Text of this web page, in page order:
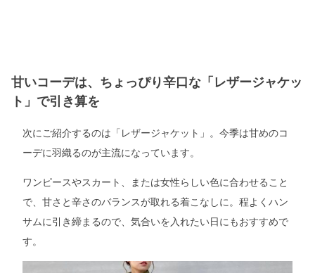
甘いコーデは、ちょっぴり辛口な「レザージャケッ
ト」で引き算を
次にご紹介するのは「レザージャケット」。今季は甘めのコ
ーデに羽織るのが主流になっています。
ワンピースやスカート、または女性らしい色に合わせること
で、甘さと辛さのバランスが取れる着こなしに。程よくハン
サムに引き締まるので、気合いを入れたい日にもおすすめで
す。